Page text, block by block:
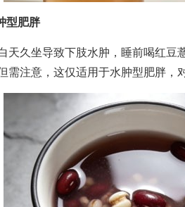
型肥胖
久坐导致下肢水肿，睡前喝红豆
需注意，这仅适用于水肿型肥胖，